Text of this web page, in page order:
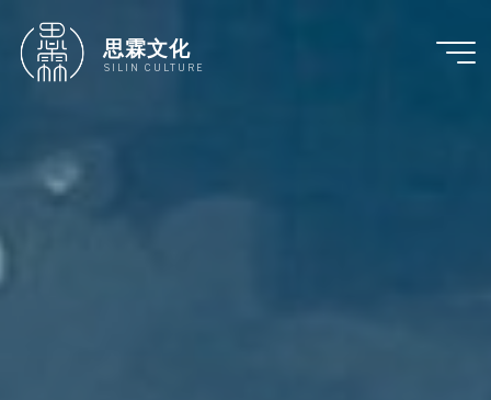
思霖文化
SILIN CULTURE